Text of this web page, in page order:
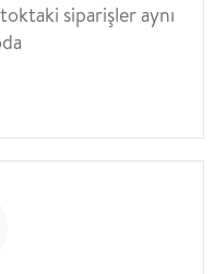
siparişler aynı